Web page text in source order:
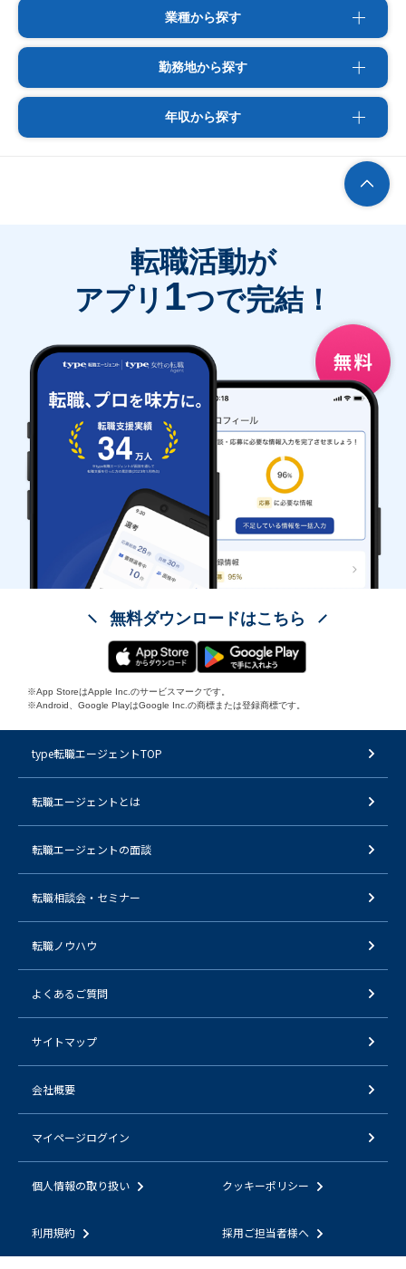
業種から探す
勤務地から探す
年収から探す
転職活動が
アプリ 1つで完結！
無料ダウンロードはこちら
※App StoreはApple Inc.のサービスマークです。
※Android、Google PlayはGoogle Inc.の商標または登録商標です。
type転職エージェントTOP
転職エージェントとは
転職エージェントの面談
転職相談会・セミナー
転職ノウハウ
よくあるご質問
サイトマップ
会社概要
マイページログイン
個人情報の取り扱い クッキーポリシー
利用規約 採用ご担当者様へ